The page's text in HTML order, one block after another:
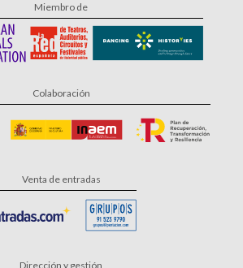
Miembro de
Colaboración
Venta de entradas
Dirección y gestión